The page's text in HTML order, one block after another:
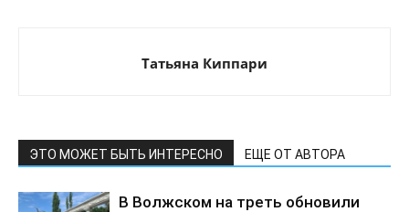
Татьяна Киппари
ЭТО МОЖЕТ БЫТЬ ИНТЕРЕСНО ЕЩЕ ОТ АВТОРА
В Волжском на треть обновили